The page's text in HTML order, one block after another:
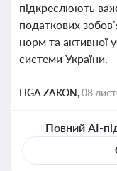
підкреслюють
податкових
норм та активної
системи України.
LIGA ZAKON,08
Повний AI-